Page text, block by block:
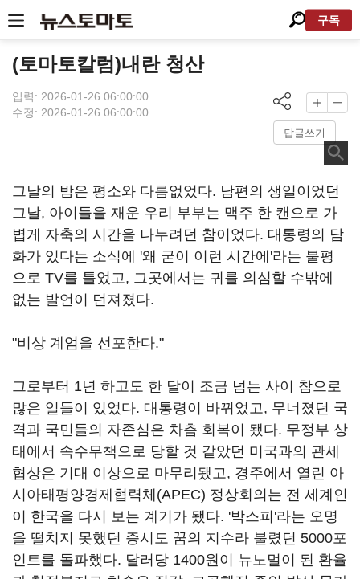
구독
(토마토칼럼)내란 청산
입력: 2026-01-26 06:00:00
수정: 2026-01-26 06:00:00
답글쓰기
그날의 밤은 평소와 다름없었다. 남편의 생일이었던
그날, 아이들을 재운 우리 부부는 맥주 한 캔으로 가
볍게 자축의 시간을 나누려던 참이었다. 대통령의 담
화가 있다는 소식에 '왜 굳이 이런 시간에'라는 불평
으로 TV를 틀었고, 그곳에서는 귀를 의심할 수밖에
없는 발언이 던져졌다.
"비상 계엄을 선포한다."
그로부터 1년 하고도 한 달이 조금 넘는 사이 참으로
많은 일들이 있었다. 대통령이 바뀌었고, 무너졌던 국
격과 국민들의 자존심은 차츰 회복이 됐다. 무정부 상
태에서 속수무책으로 당할 것 같았던 미국과의 관세
협상은 기대 이상으로 마무리됐고, 경주에서 열린 아
시아태평양경제협력체(APEC) 정상회의는 전 세계인
이 한국을 다시 보는 계기가 됐다. '박스피'라는 오명
을 떨치지 못했던 증시도 꿈의 지수라 불렸던 5000포
인트를 돌파했다. 달러당 1400원이 뉴노멀이 된 환율